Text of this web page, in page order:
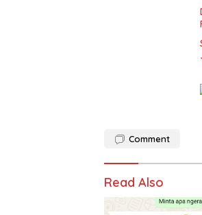
Comment
Read Also